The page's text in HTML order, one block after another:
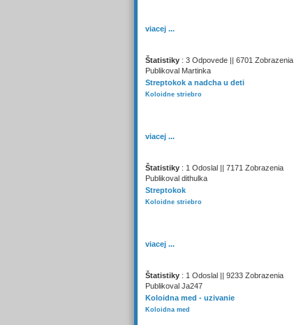
viacej ...
Štatistiky : 3 Odpovede || 6701 Zobrazenia
Publikoval Martinka
Streptokok a nadcha u deti
Koloidne striebro
viacej ...
Štatistiky : 1 Odoslal || 7171 Zobrazenia
Publikoval dithulka
Streptokok
Koloidne striebro
viacej ...
Štatistiky : 1 Odoslal || 9233 Zobrazenia
Publikoval Ja247
Koloidna med - uzivanie
Koloidna med